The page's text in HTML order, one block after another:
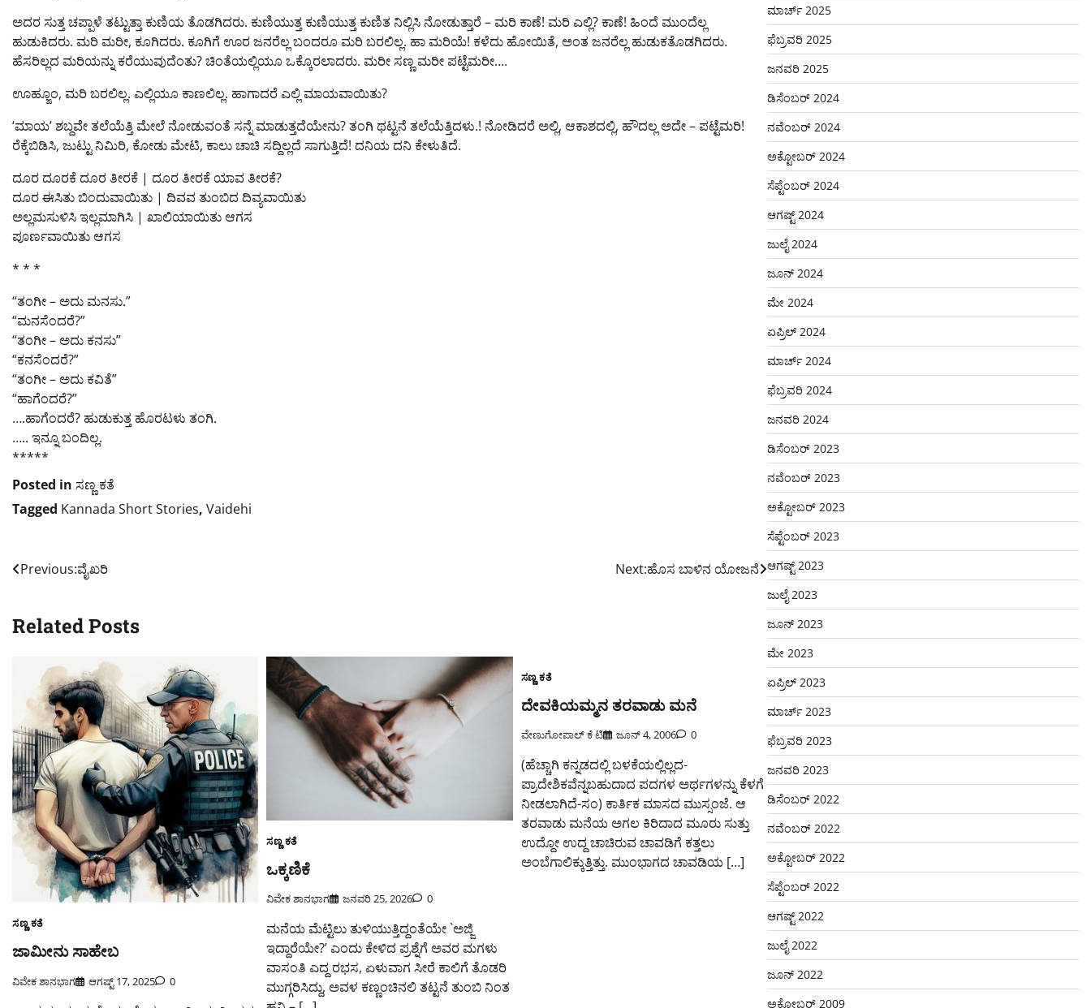
ಅದರ ಸುತ್ತ ಚಪ್ಪಾಳೆ ತಟ್ಟುತ್ತಾ ಕುಣಿಯ ತೊಡಗಿದರು. ಕುಣಿಯುತ್ತ ಕುಣಿಯುತ್ತ ಕುಣಿತ ನಿಲ್ಲಿಸಿ ನೋಡುತ್ತಾರೆ – ಮರಿ ಕಾಣೆ! ಮರಿ ಎಲ್ಲಿ? ಕಾಣೆ! ಹಿಂದೆ ಮುಂದೆಲ್ಲ
ಹುಡುಕಿದರು. ಮರಿ ಮರೀ, ಕೂಗಿದರು. ಕೂಗಿಗೆ ಊರ ಜನರೆಲ್ಲ ಬಂದರೂ ಮರಿ ಬರಲಿಲ್ಲ. ಹಾ ಮರಿಯೆ! ಕಳೆದು ಹೋಯಿತೆ, ಅಂತ ಜನರೆಲ್ಲ ಹುಡುಕತೊಡಗಿದರು.
ಹೆಸರಿಲ್ಲದ ಮರಿಯನ್ನು ಕರೆಯುವುದೆಂತು? ಚಿಂತೆಯಲ್ಲಿಯೂ ಒಕ್ಕೊರಲಾದರು. ಮರೀ ಸಣ್ಣ ಮರೀ ಪಟ್ಟೆಮರೀ….
ಊಹ್ಙೂಂ, ಮರಿ ಬರಲಿಲ್ಲ. ಎಲ್ಲಿಯೂ ಕಾಣಲಿಲ್ಲ. ಹಾಗಾದರೆ ಎಲ್ಲಿ ಮಾಯವಾಯಿತು?
‘ಮಾಯ’ ಶಬ್ದವೇ ತಲೆಯೆತ್ತಿ ಮೇಲೆ ನೋಡುವಂತೆ ಸನ್ನೆ ಮಾಡುತ್ತದೆಯೇನು? ತಂಗಿ ಥಟ್ಟನೆ ತಲೆಯೆತ್ತಿದಳು.! ನೋಡಿದರೆ ಅಲ್ಲಿ, ಆಕಾಶದಲ್ಲಿ, ಹೌದಲ್ಲ ಅದೇ – ಪಟ್ಟೆಮರಿ!
ರೆಕ್ಕೆಬಿಡಿಸಿ, ಜುಟ್ಟು ನಿಮಿರಿ, ಕೋಡು ಮೇಟಿ, ಕಾಲು ಚಾಚಿ ಸದ್ದಿಲ್ಲದೆ ಸಾಗುತ್ತಿದೆ! ದನಿಯ ದನಿ ಕೇಳುತಿದೆ.
ದೂರ ದೂರಕೆ ದೂರ ತೀರಕೆ | ದೂರ ತೀರಕೆ ಯಾವ ತೀರಕೆ?
ದೂರ ಈಸಿತು ಬಿಂದುವಾಯಿತು | ದಿವವ ತುಂಬಿದ ದಿವ್ಯವಾಯಿತು
ಅಲ್ಲಮಸುಳಿಸಿ ಇಲ್ಲಮಾಗಿಸಿ | ಖಾಲಿಯಾಯಿತು ಆಗಸ
ಪೂರ್ಣವಾಯಿತು ಆಗಸ
* * *
“ತಂಗೀ – ಅದು ಮನಸು.”
“ಮನಸೆಂದರೆ?”
“ತಂಗೀ – ಅದು ಕನಸು”
“ಕನಸೆಂದರೆ?”
“ತಂಗೀ – ಅದು ಕವಿತೆ”
“ಹಾಗೆಂದರೆ?”
….ಹಾಗೆಂದರೆ? ಹುಡುಕುತ್ತ ಹೊರಟಳು ತಂಗಿ.
….. ಇನ್ನೂ ಬಂದಿಲ್ಲ.
*****
Posted in ಸಣ್ಣ ಕತೆ
Tagged Kannada Short Stories, Vaidehi
ಲೇಖನದ
Previous:ವೈಖರಿ Next:ಹೊಸ ಬಾಳಿನ ಯೋಜನೆ
Related Posts
ಸಣ್ಣ ಕತೆ
ಜಾಮೀನು ಸಾಹೇಬ
ವಿವೇಕ ಶಾನಭಾಗ ಆಗಷ್ಟ್ 17, 2025 0
ಸಣ್ಣ ಕತೆ
ಒಕ್ಕಣಿಕೆ
ವಿವೇಕ ಶಾನಭಾಗ ಜನವರಿ 25, 2026 0
ಮನೆಯ ಮೆಟ್ಟಿಲು ತುಳಿಯುತ್ತಿದ್ದಂತೆಯೇ `ಅಜ್ಜಿ
ಇದ್ದಾರೆಯೇ?’ ಎಂದು ಕೇಳಿದ ಪ್ರಶ್ನೆಗೆ ಅವರ ಮಗಳು
ವಾಸಂತಿ ಎದ್ದ ರಭಸ, ಏಳುವಾಗ ಸೀರೆ ಕಾಲಿಗೆ ತೊಡರಿ
ಮುಗ್ಗರಿಸಿದ್ದು, ಅವಳ ಕಣ್ಣಂಚಿನಲಿ ತಟ್ಟನೆ ತುಂಬಿ ನಿಂತ
ಸಣ್ಣ ಕತೆ
ದೇವಕಿಯಮ್ಮನ ತರವಾಡು ಮನೆ
ವೇಣುಗೋಪಾಲ್ ಕೆ ಟಿ ಜೂನ್ 4, 2006 0
(ಹೆಚ್ಚಾಗಿ ಕನ್ನಡದಲ್ಲಿ ಬಳಕೆಯಲ್ಲಿಲ್ಲದ-
ಪ್ರಾದೇಶಿಕವೆನ್ನಬಹುದಾದ ಪದಗಳ ಅರ್ಥಗಳನ್ನು ಕೆಳಗೆ
ನೀಡಲಾಗಿದೆ-ಸಂ) ಕಾರ್ತಿಕ ಮಾಸದ ಮುಸ್ಸಂಜೆ. ಆ
ತರವಾಡು ಮನೆಯ ಅಗಲ ಕಿರಿದಾದ ಮೂರು ಸುತ್ತು
ಉದ್ದೋ ಉದ್ದ ಚಾಚಿರುವ ಚಾವಡಿಗೆ ಕತ್ತಲು
ಅಂಬೆಗಾಲಿಕ್ಕುತ್ತಿತ್ತು. ಮುಂಭಾಗದ ಚಾವಡಿಯ […]
ಮಾರ್ಚ್ 2025
ಫೆಬ್ರವರಿ 2025
ಜನವರಿ 2025
ಡಿಸೆಂಬರ್ 2024
ನವೆಂಬರ್ 2024
ಅಕ್ಟೋಬರ್ 2024
ಸೆಪ್ಟೆಂಬರ್ 2024
ಆಗಷ್ಟ್ 2024
ಜುಲೈ 2024
ಜೂನ್ 2024
ಮೇ 2024
ಏಪ್ರಿಲ್ 2024
ಮಾರ್ಚ್ 2024
ಫೆಬ್ರವರಿ 2024
ಜನವರಿ 2024
ಡಿಸೆಂಬರ್ 2023
ನವೆಂಬರ್ 2023
ಅಕ್ಟೋಬರ್ 2023
ಸೆಪ್ಟೆಂಬರ್ 2023
ಆಗಷ್ಟ್ 2023
ಜುಲೈ 2023
ಜೂನ್ 2023
ಮೇ 2023
ಏಪ್ರಿಲ್ 2023
ಮಾರ್ಚ್ 2023
ಫೆಬ್ರವರಿ 2023
ಜನವರಿ 2023
ಡಿಸೆಂಬರ್ 2022
ನವೆಂಬರ್ 2022
ಅಕ್ಟೋಬರ್ 2022
ಸೆಪ್ಟೆಂಬರ್ 2022
ಆಗಷ್ಟ್ 2022
ಜುಲೈ 2022
ಜೂನ್ 2022
ಅಕ್ಟೋಬರ್ 2009